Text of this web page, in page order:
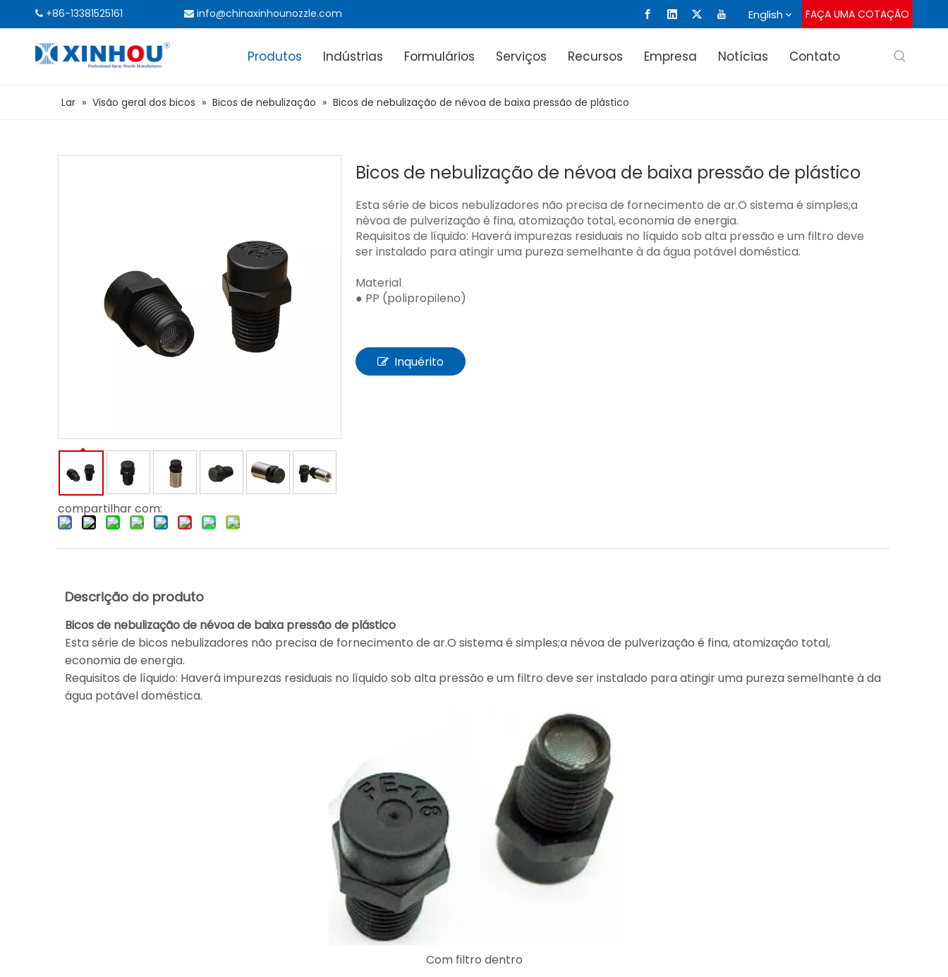
 +86-13381525161  info@chinaxinhounozzle.com English FAÇA UMA COTAÇÃO
Produtos Indústrias Formulários Serviços Recursos Empresa Notícias Contato
Lar » Visão geral dos bicos » Bicos de nebulização » Bicos de nebulização de névoa de baixa pressão de plástico
compartilhar com:
Bicos de nebulização de névoa de baixa pressão de plástico
Esta série de bicos nebulizadores não precisa de fornecimento de ar.O sistema é simples;a
névoa de pulverização é fina, atomização total, economia de energia.
Requisitos de líquido: Haverá impurezas residuais no líquido sob alta pressão e um filtro deve
ser instalado para atingir uma pureza semelhante à da água potável doméstica.
Material
● PP (polipropileno)
Inquérito
Descrição do produto
Bicos de nebulização de névoa de baixa pressão de plástico
Esta série de bicos nebulizadores não precisa de fornecimento de ar.O sistema é simples;a névoa de pulverização é fina, atomização total,
economia de energia.
Requisitos de líquido: Haverá impurezas residuais no líquido sob alta pressão e um filtro deve ser instalado para atingir uma pureza semelhante à da
água potável doméstica.
Com filtro dentro